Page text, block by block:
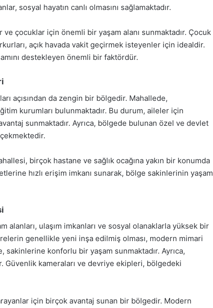
sosyal hayatın canlı olmasını sağlamaktadır.
çocuklar için önemli bir yaşam alanı sunmaktadır. Çocuk
açık havada vakit geçirmek isteyenler için idealdir.
destekleyen önemli bir faktördür.
açısından da zengin bir bölgedir. Mahallede,
kurumları bulunmaktadır. Bu durum, aileler için
sunmaktadır. Ayrıca, bölgede bulunan özel ve devlet
birçok hastane ve sağlık ocağına yakın bir konumda
hızlı erişim imkanı sunarak, bölge sakinlerinin yaşam
alanları, ulaşım imkanları ve sosyal olanaklarla yüksek bir
genellikle yeni inşa edilmiş olması, modern mimari
konforlu bir yaşam sunmaktadır. Ayrıca,
kameraları ve devriye ekipleri, bölgedeki
için birçok avantaj sunan bir bölgedir. Modern